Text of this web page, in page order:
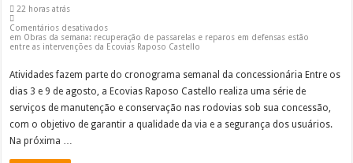
22 horas atrás
Comentários desativados
em Obras da semana: recuperação de passarelas e reparos em defensas estão
entre as intervenções da Ecovias Raposo Castello
Atividades fazem parte do cronograma semanal da concessionária Entre os
dias 3 e 9 de agosto, a Ecovias Raposo Castello realiza uma série de
serviços de manutenção e conservação nas rodovias sob sua concessão,
com o objetivo de garantir a qualidade da via e a segurança dos usuários.
Na próxima …